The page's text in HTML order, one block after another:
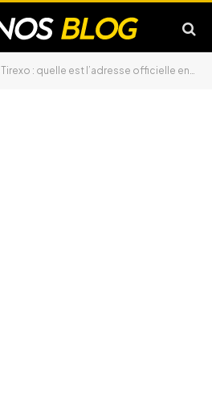
Tirexo : quelle est l’adresse officielle en 2026 ?